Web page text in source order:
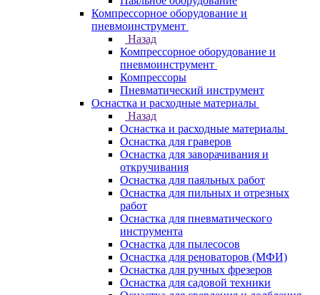
Компрессорное оборудование и
пневмоинструмент
Назад
Компрессорное оборудование и
пневмоинструмент
Компрессоры
Пневматический инструмент
Оснастка и расходные материалы
Назад
Оснастка и расходные материалы
Оснастка для граверов
Оснастка для заворачивания и
откручивания
Оснастка для паяльных работ
Оснастка для пильных и отрезных
работ
Оснастка для пневматического
инструмента
Оснастка для пылесосов
Оснастка для реноваторов (МФИ)
Оснастка для ручных фрезеров
Оснастка для садовой техники